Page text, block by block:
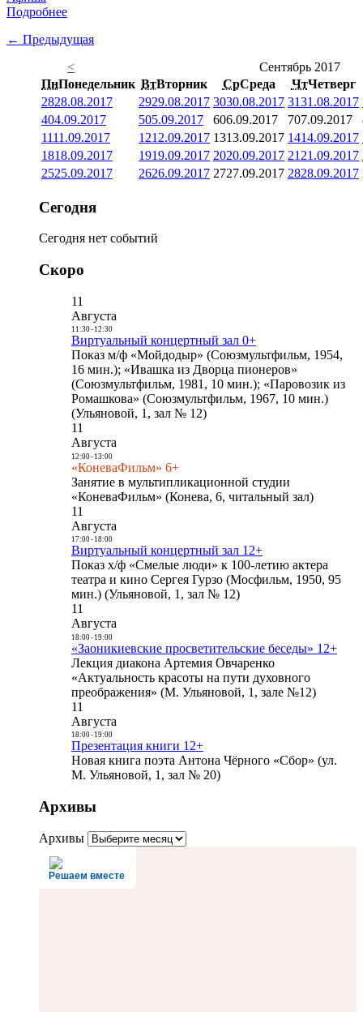
Подробнее
← Предыдущая
<
Сентябрь 2017
ПнПонедельник ВтВторник СрСреда ЧтЧетверг
2828.08.2017 2929.08.2017 3030.08.2017 3131.08.2017
404.09.2017 505.09.2017 606.09.2017 707.09.2017
1111.09.2017 1212.09.2017 1313.09.2017 1414.09.2017
1818.09.2017 1919.09.2017 2020.09.2017 21 21.09.2017
2525.09.2017 2626.09.2017 2727.09.2017 2828.09.2017
Сегодня
Сегодня нет событий
Скоро
11
Августа
11:30- 12:30
Виртуальный концертный зал 0+
Показ м/ф «Мойдодыр» (Союзмультфильм, 1954,
16 мин.); «Ивашка из Дворца пионеров»
(Союзмультфильм, 1981, 10 мин.); «Паровозик из
Ромашкова» (Союзмультфильм, 1967, 10 мин.)
(Ульяновой, 1, зал № 12)
11
Августа
12:00- 13:00
«КоневаФильм» 6+
Занятие в мультипликационной студии
«КоневаФильм» (Конева, 6, читальный зал)
11
Августа
17:00- 18:00
Виртуальный концертный зал 12+
Показ х/ф «Смелые люди» к 100-летию актера
театра и кино Сергея Гурзо (Мосфильм, 1950, 95
мин.) (Ульяновой, 1, зал № 12)
11
Августа
18:00- 19:00
«Заоникиевские просветительские беседы» 12+
Лекция диакона Артемия Овчаренко
«Актуальность красоты на пути духовного
преображения» (М. Ульяновой, 1, зале №12)
11
Августа
18:00- 19:00
Презентация книги 12+
Новая книга поэта Антона Чёрного «Сбор» (ул.
М. Ульяновой, 1, зал № 20)
Архивы
Архивы
Решаем вместе